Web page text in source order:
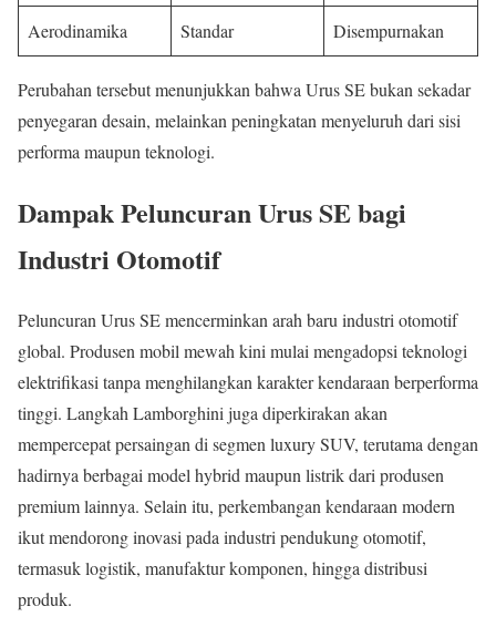
Aerodinamika Standar Disempurnakan
Perubahan tersebut menunjukkan bahwa Urus SE bukan sekadar
penyegaran desain, melainkan peningkatan menyeluruh dari sisi
performa maupun teknologi.
Dampak Peluncuran Urus SE bagi
Industri Otomotif
Peluncuran Urus SE mencerminkan arah baru industri otomotif
global. Produsen mobil mewah kini mulai mengadopsi teknologi
elektrifikasi tanpa menghilangkan karakter kendaraan berperforma
tinggi. Langkah Lamborghini juga diperkirakan akan
mempercepat persaingan di segmen luxury SUV, terutama dengan
hadirnya berbagai model hybrid maupun listrik dari produsen
premium lainnya. Selain itu, perkembangan kendaraan modern
ikut mendorong inovasi pada industri pendukung otomotif,
termasuk logistik, manufaktur komponen, hingga distribusi
produk.